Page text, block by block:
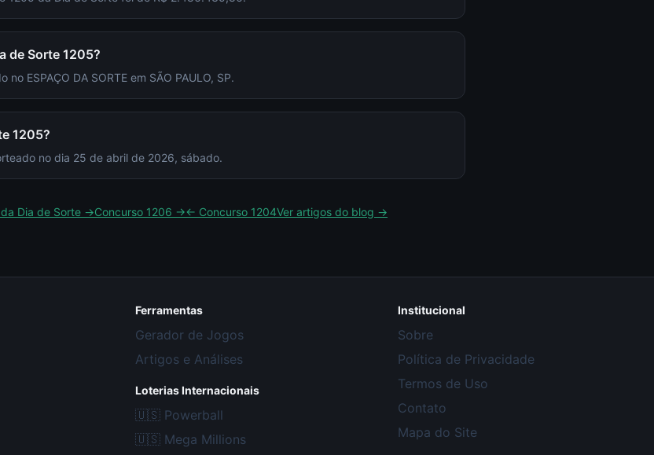
de Sorte 1205?
ESPAÇO DA SORTE em SÃO PAULO, SP.
1205?
no dia 25 de abril de 2026, sábado.
Dia de Sorte →Concurso 1206 →← Concurso 1204Ver artigos do blog →
Ferramentas
Gerador de Jogos
Artigos e Análises
Loterias Internacionais
🇺🇸 Powerball
🇺🇸 Mega Millions
Institucional
Sobre
Política de Privacidade
Termos de Uso
Contato
Mapa do Site